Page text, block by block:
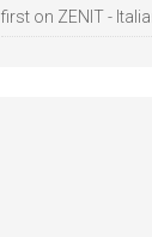
first on ZENIT -